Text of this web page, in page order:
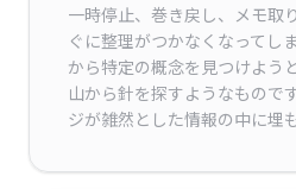
一時停止、巻き戻し、メモ取
ぐに整理がつかなくなってし
から特定の概念を見つけよう
山から針を探すようなもので
ジが雑然とした情報の中に埋